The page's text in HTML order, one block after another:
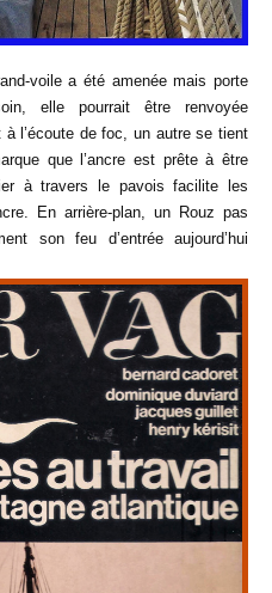
voile a été amenée mais porte
elle pourrait être renvoyée
l’écoute de foc, un autre se tient
que l’ancre est prête à être
à travers le pavois facilite les
En arrière-plan, un Rouz pas
son feu d’entrée aujourd’hui